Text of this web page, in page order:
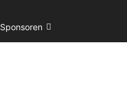
Sponsoren